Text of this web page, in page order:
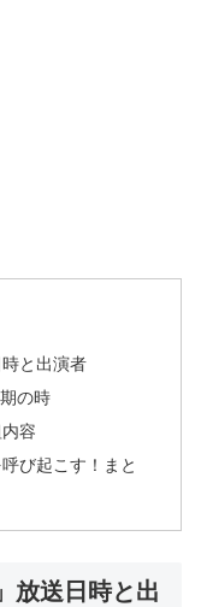
と出演者
の時
容
び起こす！まと
放送日時と出